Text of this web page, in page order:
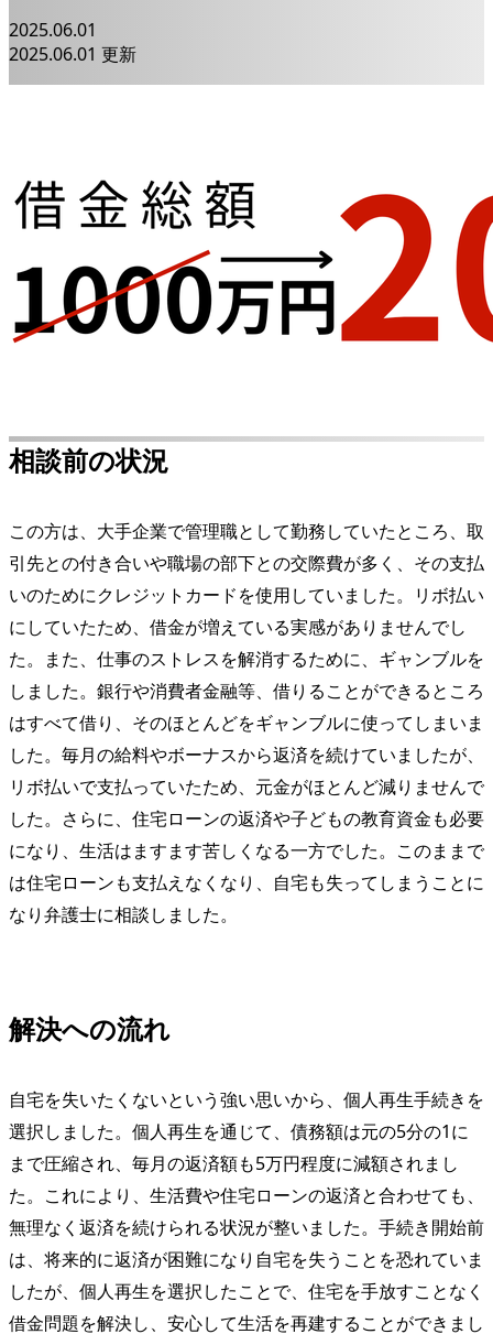
2025.06.01
2025.06.01 更新
相談前の状況
この方は、大手企業で管理職として勤務していたところ、取
引先との付き合いや職場の部下との交際費が多く、その支払
いのためにクレジットカードを使用していました。リボ払い
にしていたため、借金が増えている実感がありませんでし
た。また、仕事のストレスを解消するために、ギャンブルを
しました。銀行や消費者金融等、借りることができるところ
はすべて借り、そのほとんどをギャンブルに使ってしまいま
した。毎月の給料やボーナスから返済を続けていましたが、
リボ払いで支払っていたため、元金がほとんど減りませんで
した。さらに、住宅ローンの返済や子どもの教育資金も必要
になり、生活はますます苦しくなる一方でした。このままで
は住宅ローンも支払えなくなり、自宅も失ってしまうことに
なり弁護士に相談しました。
解決への流れ
自宅を失いたくないという強い思いから、個人再生手続きを
選択しました。個人再生を通じて、債務額は元の5分の1に
まで圧縮され、毎月の返済額も5万円程度に減額されまし
た。これにより、生活費や住宅ローンの返済と合わせても、
無理なく返済を続けられる状況が整いました。手続き開始前
は、将来的に返済が困難になり自宅を失うことを恐れていま
したが、個人再生を選択したことで、住宅を手放すことなく
借金問題を解決し、安心して生活を再建することができまし